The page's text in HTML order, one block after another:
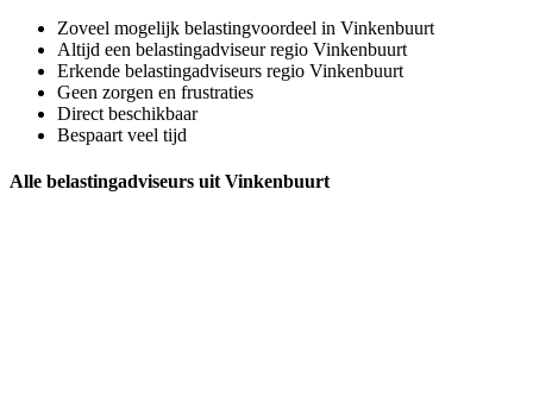
Zoveel mogelijk belastingvoordeel in Vinkenbuurt
Altijd een belastingadviseur regio Vinkenbuurt
Erkende belastingadviseurs regio Vinkenbuurt
Geen zorgen en frustraties
Direct beschikbaar
Bespaart veel tijd
Alle belastingadviseurs uit Vinkenbuurt